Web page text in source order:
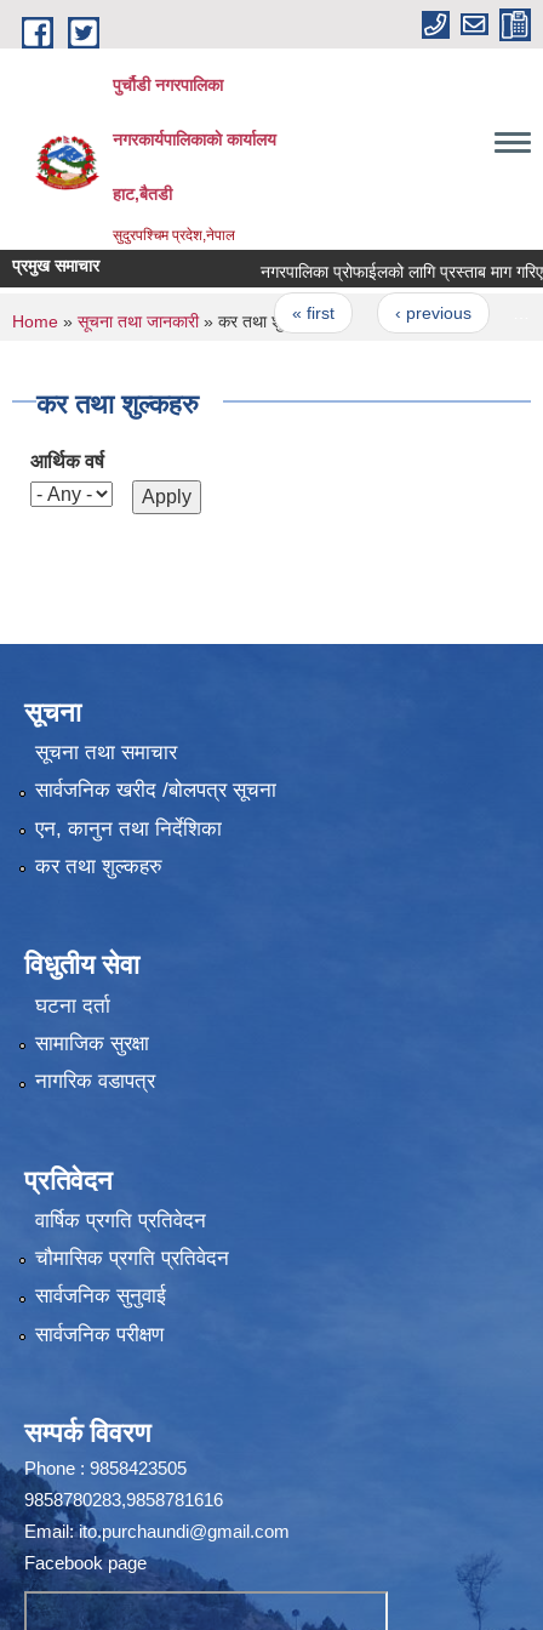
Skip to main content
पुर्चौडी नगरपालिका
नगरकार्यपालिकाकाे कार्यालय
हाट,बैतडी
सुदुरपश्चिम प्रदेश,नेपाल
प्रमुख समाचार नगरपालिका प्रोफाईलको लागि प्रस्ताब माग
Pages
« first ‹ previous
You are here
Home » सूचना तथा जानकारी» कर तथा शुल्कहरु
कर तथा शुल्कहरु
आर्थिक वर्ष
सूचना
सूचना तथा समाचार
सार्वजनिक खरीद /बोलपत्र सूचना
एन, कानुन तथा निर्देशिका
कर तथा शुल्कहरु
विधुतीय सेवा
घटना दर्ता
सामाजिक सुरक्षा
नागरिक वडापत्र
प्रतिवेदन
वार्षिक प्रगति प्रतिवेदन
चौमासिक प्रगति प्रतिवेदन
सार्वजनिक सुनुवाई
सार्वजनिक परीक्षण
सम्पर्क विवरण
Phone : 9858423505
9858780283,9858781616
Email:ito.purchaundi@gmail.com
Facebook page